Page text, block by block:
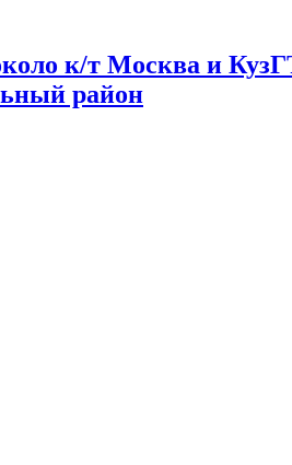
к/т Москва и
район